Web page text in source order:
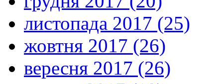
листопада 2017 (25)
жовтня 2017 (26)
вересня 2017 (26)